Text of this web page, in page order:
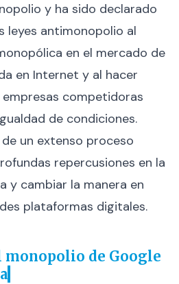
y ha sido declarado
leyes antimonopolio al
en el mercado de
en Internet y al hacer
competidoras
de condiciones.
un extenso proceso
repercusiones en la
y cambiar la manera en
plataformas digitales.
monopolio de Google